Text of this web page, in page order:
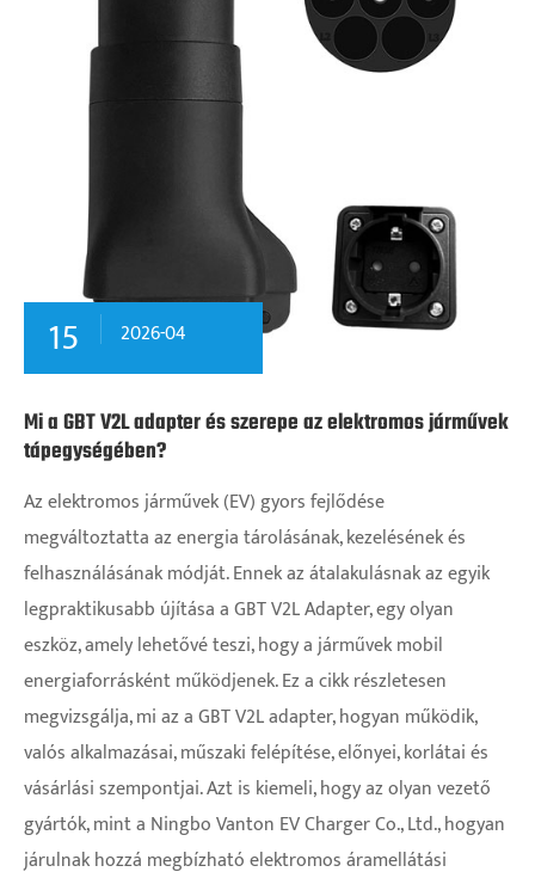
15 2026-04
Mi a GBT V2L adapter és szerepe az elektromos járművek
tápegységében?
Az elektromos járművek (EV) gyors fejlődése
megváltoztatta az energia tárolásának, kezelésének és
felhasználásának módját. Ennek az átalakulásnak az egyik
legpraktikusabb újítása a GBT V2L Adapter, egy olyan
eszköz, amely lehetővé teszi, hogy a járművek mobil
energiaforrásként működjenek. Ez a cikk részletesen
megvizsgálja, mi az a GBT V2L adapter, hogyan működik,
valós alkalmazásai, műszaki felépítése, előnyei, korlátai és
vásárlási szempontjai. Azt is kiemeli, hogy az olyan vezető
gyártók, mint a Ningbo Vanton EV Charger Co., Ltd., hogyan
járulnak hozzá megbízható elektromos áramellátási